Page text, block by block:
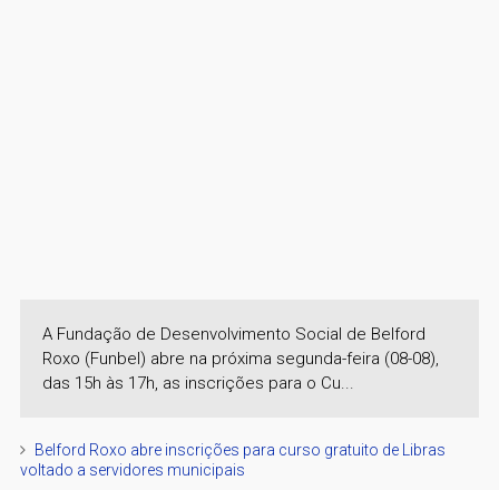
A Fundação de Desenvolvimento Social de Belford
Roxo (Funbel) abre na próxima segunda-feira (08-08),
das 15h às 17h, as inscrições para o Cu...
Belford Roxo abre inscrições para curso gratuito de Libras
voltado a servidores municipais